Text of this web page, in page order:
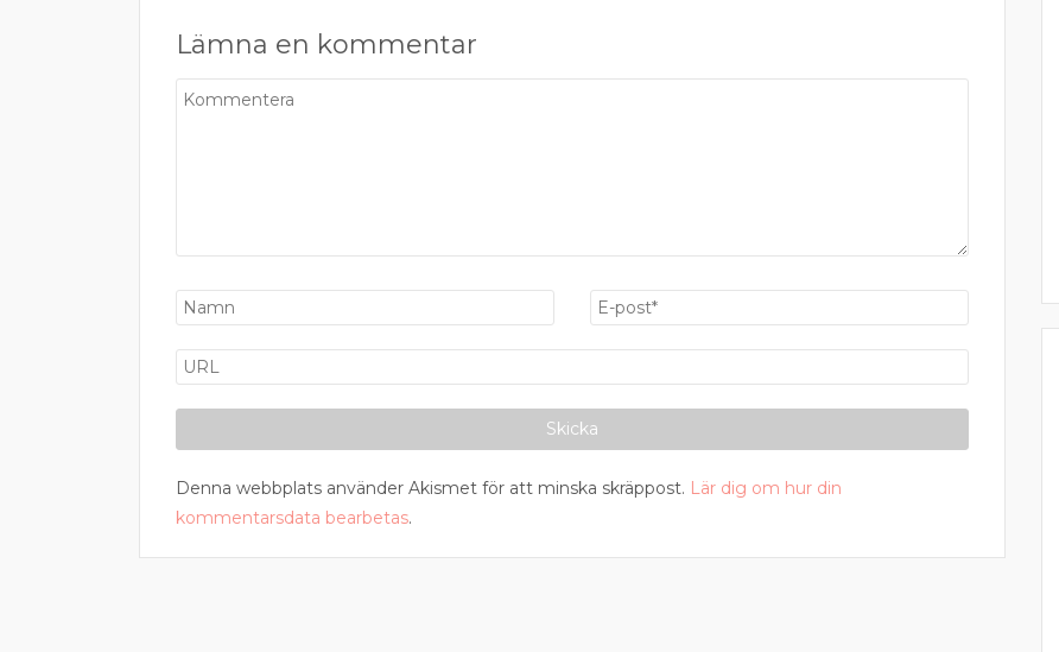
Lämna en kommentar
Denna webbplats använder Akismet för att minska skräppost. Lär dig om hur din
kommentarsdata bearbetas.